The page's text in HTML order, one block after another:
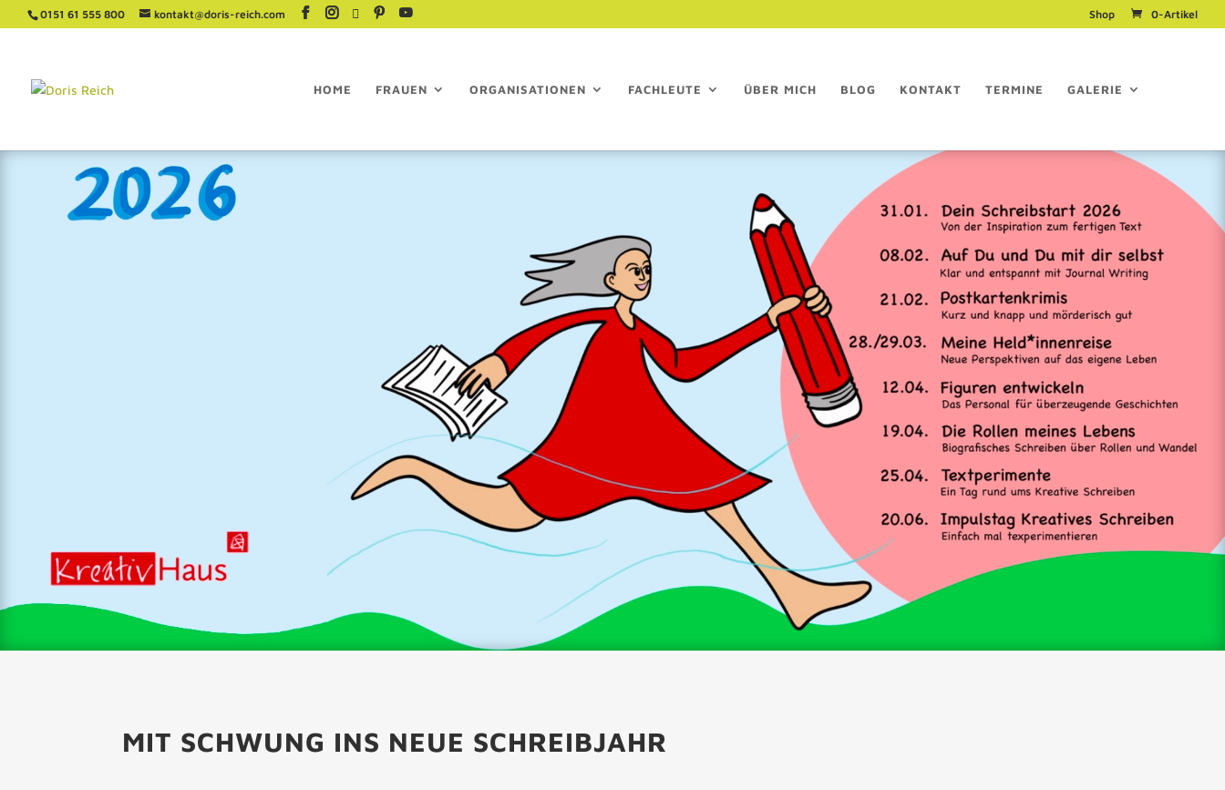
0151 61 555 800 kontakt@doris-reich.com Shop 0-Artikel
HOME FRAUEN ORGANISATIONEN FACHLEUTE ÜBER MICH BLOG KONTAKT TERMINE GALERIE
MIT SCHWUNG INS NEUE SCHREIBJAHR